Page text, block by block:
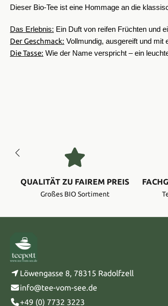
​Dieser Bio-Tee ist eine Hommage an die
​Das Erlebnis: Ein Duft von reifen Früchten und
Der Geschmack: Vollmundig, ausgereift und mit
Die Tasse: Wie der Name verspricht – ein
QUALITÄT ZU FAIREM PREIS
Großes BIO Sortiment
Löwengasse 8, 78315 Radolfzell
info@tee-vom-see.de
+49 (0) 7732 3223